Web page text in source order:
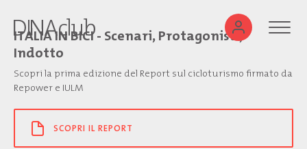
ITALIA IN BICI - Scenari, Protagonisti,
Indotto
Scopri la prima edizione del Report sul cicloturismo firmato da
Repower e IULM
SCOPRI IL REPORT